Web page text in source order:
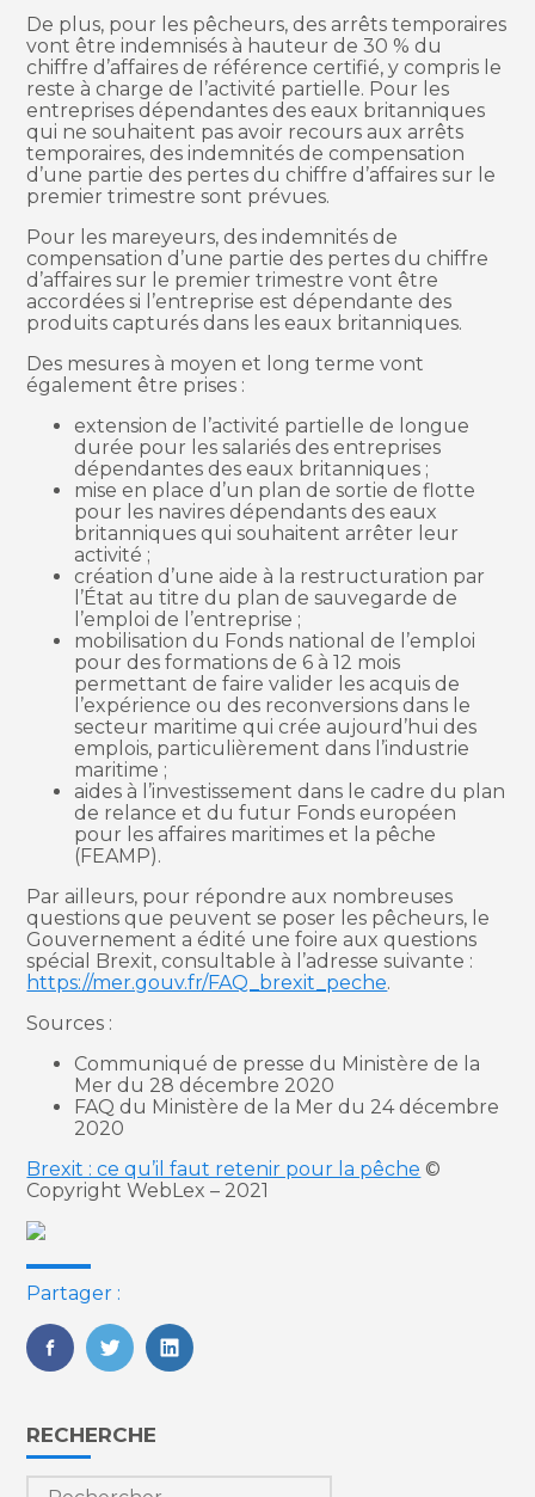
De plus, pour les pêcheurs, des arrêts temporaires
vont être indemnisés à hauteur de 30 % du
chiffre d’affaires de référence certifié, y compris le
reste à charge de l’activité partielle. Pour les
entreprises dépendantes des eaux britanniques
qui ne souhaitent pas avoir recours aux arrêts
temporaires, des indemnités de compensation
d’une partie des pertes du chiffre d’affaires sur le
premier trimestre sont prévues.
Pour les mareyeurs, des indemnités de
compensation d’une partie des pertes du chiffre
d’affaires sur le premier trimestre vont être
accordées si l’entreprise est dépendante des
produits capturés dans les eaux britanniques.
Des mesures à moyen et long terme vont
également être prises :
extension de l’activité partielle de longue
durée pour les salariés des entreprises
dépendantes des eaux britanniques ;
mise en place d’un plan de sortie de flotte
pour les navires dépendants des eaux
britanniques qui souhaitent arrêter leur
activité ;
création d’une aide à la restructuration par
l’État au titre du plan de sauvegarde de
l’emploi de l’entreprise ;
mobilisation du Fonds national de l’emploi
pour des formations de 6 à 12 mois
permettant de faire valider les acquis de
l’expérience ou des reconversions dans le
secteur maritime qui crée aujourd’hui des
emplois, particulièrement dans l’industrie
maritime ;
aides à l’investissement dans le cadre du plan
de relance et du futur Fonds européen
pour les affaires maritimes et la pêche
(FEAMP).
Par ailleurs, pour répondre aux nombreuses
questions que peuvent se poser les pêcheurs, le
Gouvernement a édité une foire aux questions
spécial Brexit, consultable à l’adresse suivante :
https://mer.gouv.fr/FAQ_brexit_peche.
Sources :
Communiqué de presse du Ministère de la
Mer du 28 décembre 2020
FAQ du Ministère de la Mer du 24 décembre
2020
Brexit : ce qu’il faut retenir pour la pêche ©
Copyright WebLex – 2021
Partager :
FaceBook
TwitterLinkedIn
Blog
sidebar
RECHERCHE
Rechercher :